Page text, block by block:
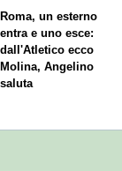
Roma, un esterno
entra e uno esce:
dall'Atletico ecco
Molina, Angelino
saluta